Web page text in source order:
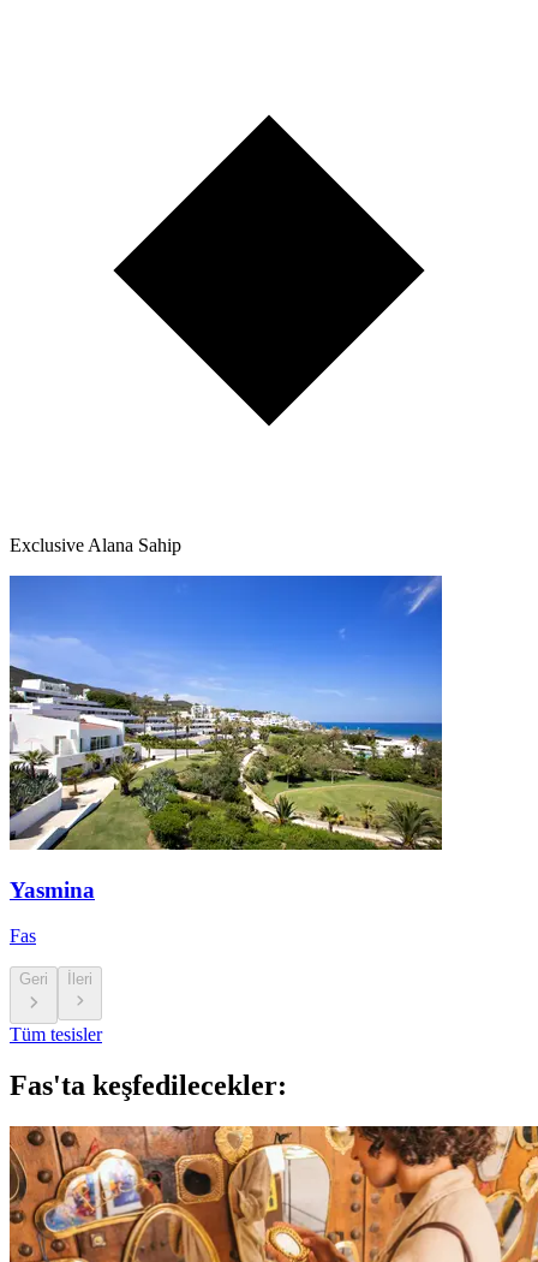
Exclusive Alana Sahip
Yasmina
Fas
Geri İleri
Tüm tesisler
Fas'ta keşfedilecekler: